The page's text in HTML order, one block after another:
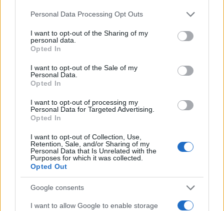
Please note that this website/app uses one or more Google
not limited to your visit or usage behaviour. You may click to
grant or deny consent to Google and its third-party tags to
use your data for below specified purposes in below Google
consent section.
Personal Data Processing Opt Outs
I want to opt-out of the Sharing of my
personal data.
Opted In
I want to opt-out of the Sale of my
Personal Data.
Opted In
I want to opt-out of processing my
Personal Data for Targeted Advertising.
Opted In
I want to opt-out of Collection, Use,
Retention, Sale, and/or Sharing of my
Personal Data that Is Unrelated with the
Purposes for which it was collected.
Opted Out
Google consents
I want to allow Google to enable storage
5 anni fa
La Raggi al M5S: “Si voti la mia
ricandidatura a sindaco”
INTANTO SALTA LO SCAMBIO POLITANO-
SEGUICI ANCHE SU TWITTER
Precedente
Spinazzola
Politano – Ufficiale:
sfuma lo scambio
tra Roma e Inter
Successiva
Galleria Giovanni
lavori: i percorsi